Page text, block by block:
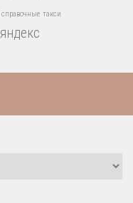
справочные такси
яндекс